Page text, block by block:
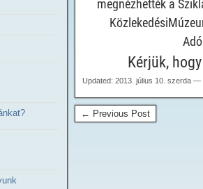
megnézhették a
Kérjük,
Updated: 2013. július 10. szerda —
← Previous Post